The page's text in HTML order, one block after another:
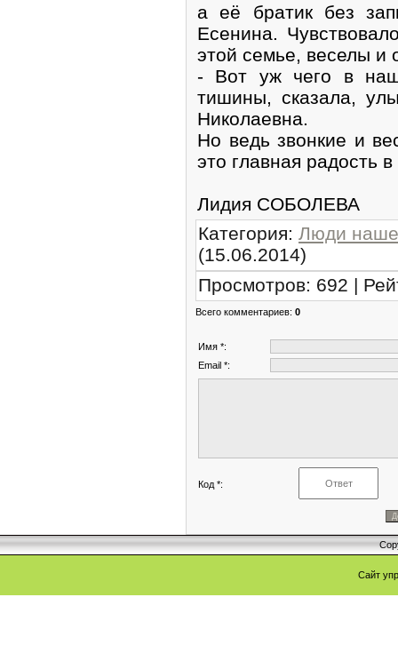
а её братик без
Есенина.
этой семье, веселы и
- Вот уж чего в
тишины, сказала,
Николаевна.
Но ведь звонкие и
это главная радость
Лидия СОБОЛЕВА
Категория: Люди
(15.06.2014)
Просмотров: 692 |
Всего комментариев: 0
Имя *:
Email *:
Код *:
Сайт